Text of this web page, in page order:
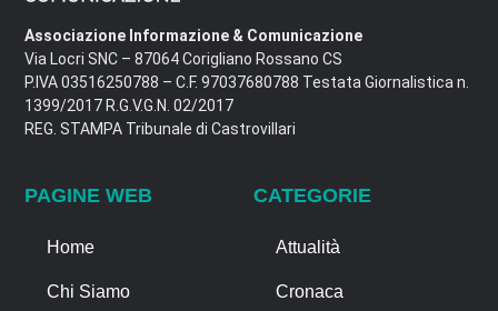
Associazione Informazione & Comunicazione
Via Locri SNC – 87064 Corigliano Rossano CS
P.IVA 03516250788 – C.F. 97037680788 Testata Giornalistica n.
1399/2017 R.G.V.G.N. 02/2017
REG. STAMPA Tribunale di Castrovillari
PAGINE WEB
Home
Chi Siamo
CATEGORIE
Attualità
Cronaca